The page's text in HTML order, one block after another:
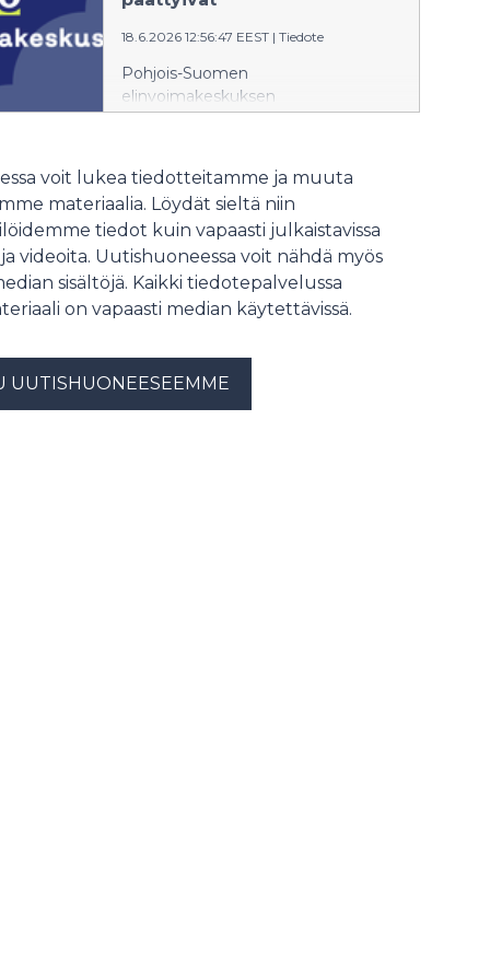
nuorisotyöttömyys ovat
merkittävästi viime vuotta
korkeammalla. Työvoiman kysyntä
on huomattavasti edellisvuotta
18.6.2026 12:56:47 EEST | Tiedote
Pohjois-Suomen
elinvoimakeskuksen
yhteistoimintaneuvottelut ovat
perusteella työnantaja arvioi
joutuvansa irtisanomaan yhteensä
kolme henkilöä.
voit lukea tiedotteitamme ja muuta
materiaalia. Löydät sieltä niin
tiedot kuin vapaasti julkaistavissa
videoita. Uutishuoneessa voit nähdä myös
sisältöjä. Kaikki tiedotepalvelussa
on vapaasti median käytettävissä.
UUTISHUONEESEEMME